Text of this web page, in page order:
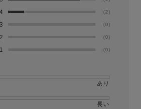
4 (2)
3 (0)
2 (0)
1 (0)
あり
長い